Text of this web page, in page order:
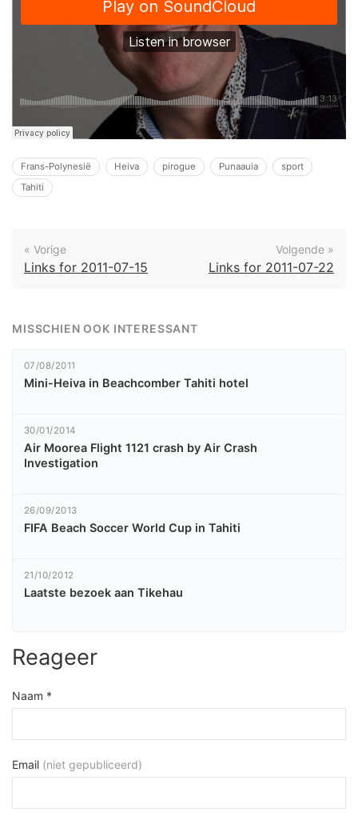
Frans-Polynesië Heiva pirogue Punaauia
sport
Tahiti
« Vorige
Links for 2011-07-15
Volgende »
Links for 2011-07-22
MISSCHIEN OOK INTERESSANT
07/08/2011
Mini-Heiva in Beachcomber Tahiti hotel
30/01/2014
Air Moorea Flight 1121 crash by Air Crash
Investigation
26/09/2013
FIFA Beach Soccer World Cup in Tahiti
21/10/2012
Laatste bezoek aan Tikehau
Reageer
Naam *
Email (niet gepubliceerd)